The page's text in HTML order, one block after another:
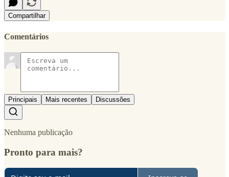
Compartilhar
Comentários
Principais Mais recentes Discussões
Nenhuma publicação
Pronto para mais?